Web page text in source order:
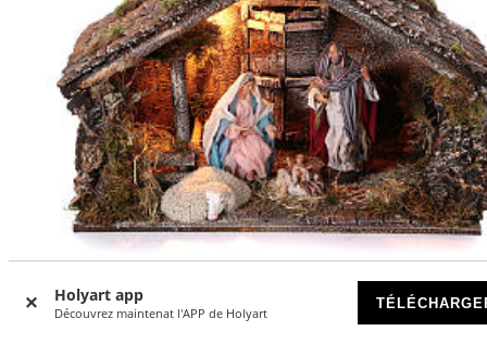
Holyart app
Découvrez maintenat l'APP de Holyart
-8%